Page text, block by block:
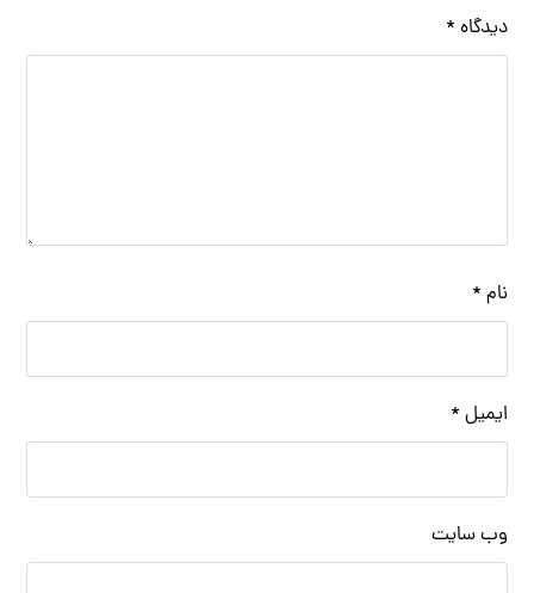
دیدگاه *
نام *
ایمیل *
وب‌ سایت